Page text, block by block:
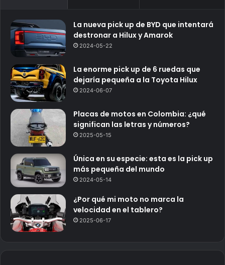
La nueva pick up de BYD que intentará
destronar a Hilux y Amarok
2024-05-22
La enorme pick up de 6 ruedas que
dejaría pequeña a la Toyota Hilux
2024-06-07
Placas de motos en Colombia: ¿qué
significan las letras y números?
2025-05-15
Única en su especie: esta es la pick up
más pequeña del mundo
2024-05-14
¿Por qué mi moto no marca la
velocidad en el tablero?
2025-06-17